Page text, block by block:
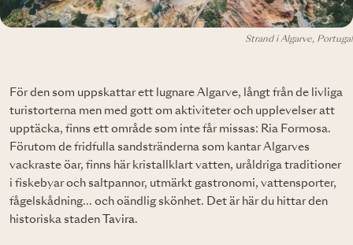
Strand i Algarve, Portugal
För den som uppskattar ett lugnare Algarve, långt från de livliga
turistorterna men med gott om aktiviteter och upplevelser att
upptäcka, finns ett område som inte får missas: Ria Formosa.
Förutom de fridfulla sandstränderna som kantar Algarves
vackraste öar, finns här kristallklart vatten, uråldriga traditioner
i fiskebyar och saltpannor, utmärkt gastronomi, vattensporter,
fågelskådning... och oändlig skönhet. Det är här du hittar den
historiska staden
Tavira.